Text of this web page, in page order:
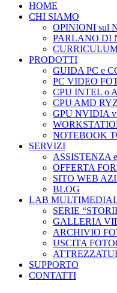
HOME
CHI SIAMO
OPINIONI sul
PARLANO DI
PRODOTTI
GUIDA PC e
PC VIDEO
CPU INTEL o
CPU AMD
GPU NVIDIA
NOTEBOOK
SERVIZI
ASSISTENZA
OFFERTA
SITO WEB
BLOG
LAB
SERIE
GALLERIA
ARCHIVIO
USCITA
SUPPORTO
CONTATTI